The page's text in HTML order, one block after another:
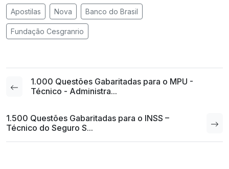
Apostilas Nova Banco do Brasil
Fundação Cesgranrio
1.000 Questões Gabaritadas para o MPU -
Técnico - Administra...
1.500 Questões Gabaritadas para o INSS –
Técnico do Seguro S...